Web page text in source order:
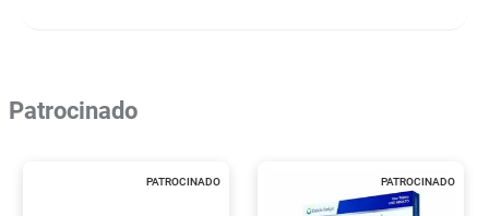
Patrocinado
PATROCINADO PATROCINADO